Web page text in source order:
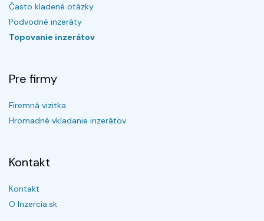
Často kladené otázky
Podvodné inzeráty
Topovanie inzerátov
Pre firmy
Firemná vizitka
Hromadné vkladanie inzerátov
Kontakt
Kontakt
O Inzercia.sk